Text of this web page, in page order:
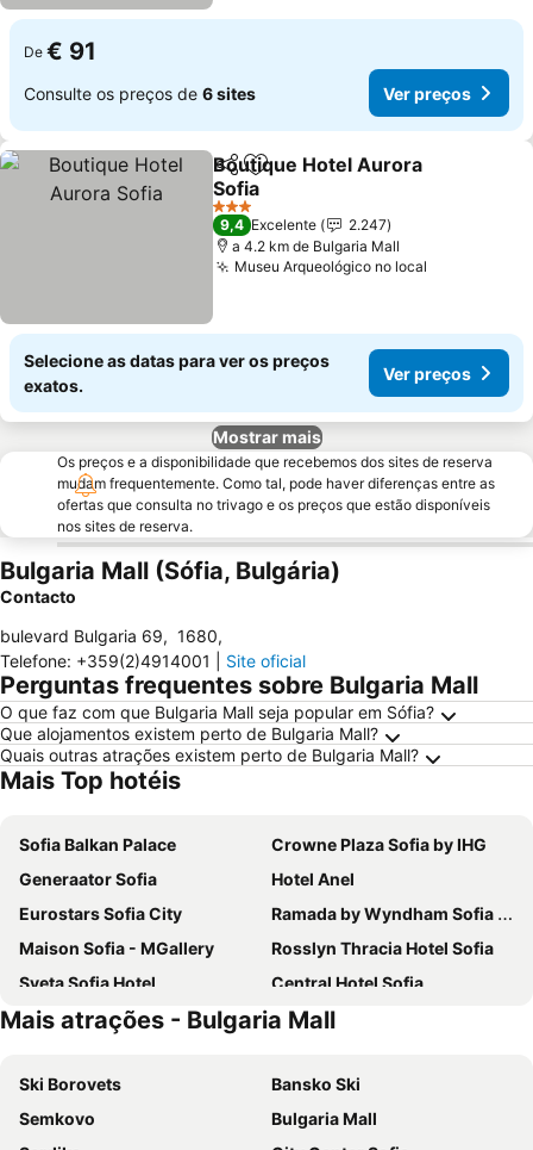
De € 91
Consulte os preços de 6 sites Ver preços
PartilharAdicionar aos favoritos
Boutique Hotel Aurora
Sofia
Ver preços
3 Estrelas
9,4 Excelente
2.247
a 4.2 km de Bulgaria Mall
Museu Arqueológico no local
Selecione as datas para ver os preços
exatos.
Ver preços
Mostrar mais
Os preços e a disponibilidade que recebemos dos sites de reserva
mudam frequentemente. Como tal, pode haver diferenças entre as
ofertas que consulta no trivago e os preços que estão disponíveis
nos sites de reserva.
Bulgaria Mall (Sófia, Bulgária)
Contacto
bulevard Bulgaria 69, 1680,
Telefone: +359(2)4914001 Site oficial
Perguntas frequentes sobre Bulgaria Mall
O que faz com que Bulgaria Mall seja popular em Sófia?
Que alojamentos existem perto de Bulgaria Mall?
Quais outras atrações existem perto de Bulgaria Mall?
Mais Top hotéis
Sofia Balkan Palace
Crowne Plaza Sofia by IHG
Generaator Sofia
Hotel Anel
Eurostars Sofia City
Ramada by Wyndham Sofia City Center
Maison Sofia - MGallery
Rosslyn Thracia Hotel Sofia
Sveta Sofia Hotel
Central Hotel Sofia
Art Hotel 158
easyHotel Sofia
Art Plaza Hotel
Forum Hotel
ATM Hotel
Hotel Rila Sofia
Mais atrações - Bulgaria Mall
Ski Borovets
Bansko Ski
Semkovo
Bulgaria Mall